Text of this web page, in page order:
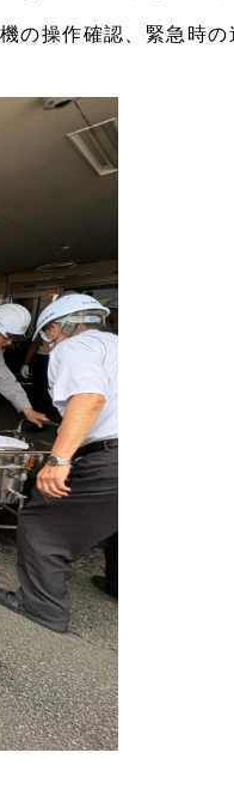
の操作確認、緊急時